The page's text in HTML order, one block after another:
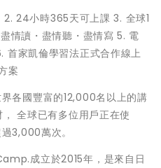
2. 24小時365天可上課 3. 全球1
情讀・盡情聽・盡情寫 5. 電
首家凱倫學習法正式合作線上
案
各國豐富的12,000名以上的講
全球已有多位用戶正在使
3,000萬次。
成立於2015年，是來自日